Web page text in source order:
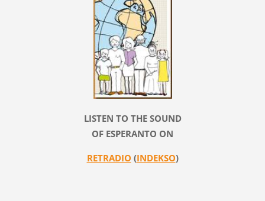
LISTEN TO THE SOUND
OF ESPERANTO ON
RETRADIO (INDEKSO)